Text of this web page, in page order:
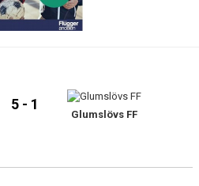
5 - 1
Glumslövs FF